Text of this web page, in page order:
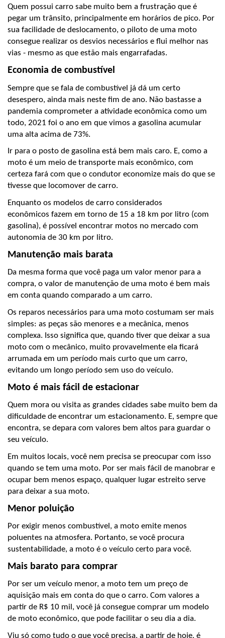
Quem possui carro sabe muito bem a frustração que é
pegar um trânsito, principalmente em horários de pico. Por
sua facilidade de deslocamento, o piloto de uma moto
consegue realizar os desvios necessários e flui melhor nas
vias - mesmo as que estão mais engarrafadas.
Economia de combustível
Sempre que se fala de combustível já dá um certo
desespero, ainda mais neste fim de ano. Não bastasse a
pandemia comprometer a atividade econômica como um
todo, 2021 foi o ano em que vimos a gasolina acumular
uma alta acima de 73%.
Ir para o posto de gasolina está bem mais caro. E, como a
moto é um meio de transporte mais econômico, com
certeza fará com que o condutor economize mais do que se
tivesse que locomover de carro.
Enquanto os modelos de carro considerados
econômicos fazem em torno de 15 a 18 km por litro (com
gasolina), é possível encontrar motos no mercado com
autonomia de 30 km por litro.
Manutenção mais barata
Da mesma forma que você paga um valor menor para a
compra, o valor de manutenção de uma moto é bem mais
em conta quando comparado a um carro.
Os reparos necessários para uma moto costumam ser mais
simples: as peças são menores e a mecânica, menos
complexa. Isso significa que, quando tiver que deixar a sua
moto com o mecânico, muito provavelmente ela ficará
arrumada em um período mais curto que um carro,
evitando um longo período sem uso do veículo.
Moto é mais fácil de estacionar
Quem mora ou visita as grandes cidades sabe muito bem da
dificuldade de encontrar um estacionamento. E, sempre que
encontra, se depara com valores bem altos para guardar o
seu veículo.
Em muitos locais, você nem precisa se preocupar com isso
quando se tem uma moto. Por ser mais fácil de manobrar e
ocupar bem menos espaço, qualquer lugar estreito serve
para deixar a sua moto.
Menor poluição
Por exigir menos combustível, a moto emite menos
poluentes na atmosfera. Portanto, se você procura
sustentabilidade, a moto é o veículo certo para você.
Mais barato para comprar
Por ser um veículo menor, a moto tem um preço de
aquisição mais em conta do que o carro. Com valores a
partir de R$ 10 mil, você já consegue comprar um modelo
de moto econômico, que pode facilitar o seu dia a dia.
Viu só como tudo o que você precisa, a partir de hoje, é